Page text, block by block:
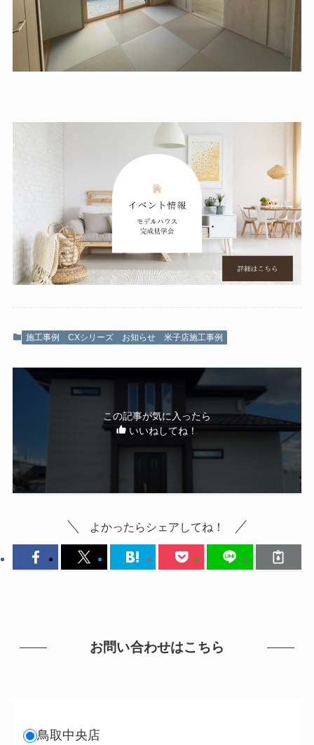
施工事例 CXシリーズ お知らせ 米子店施工事例
この記事が気に入ったら
いいねしてね！
よかったらシェアしてね！
お問い合わせはこちら
鳥取中央店